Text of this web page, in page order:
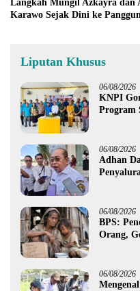
Langkah Mungil Azkayra dan
Karawo Sejak Dini ke
Liputan Khusus
06/08/2026
KNPI
Program
06/08/2026
Adhan
06/08/2026
BPS:
Orang,
06/08/2026